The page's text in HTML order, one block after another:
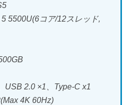
5500U(6コア/12スレッド,
USB 2.0 ×1、Type-C x1
4K 60Hz)